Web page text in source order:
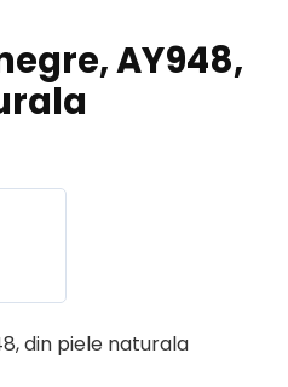
AY948,
din piele naturala